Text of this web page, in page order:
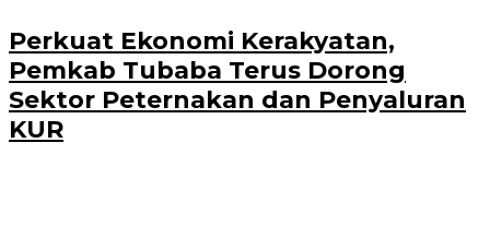
Perkuat Ekonomi Kerakyatan,
Pemkab Tubaba Terus Dorong
Sektor Peternakan dan Penyaluran
KUR